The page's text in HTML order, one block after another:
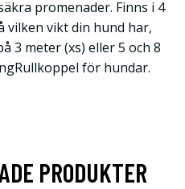
promenader. Finns i 4
vilken vikt din hund har,
3 meter (xs) eller 5 och 8
för hundar.
PRODUKTER